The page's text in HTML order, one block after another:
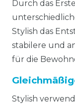
Durch das
Stylish das
stabilere und
für die
Stylish